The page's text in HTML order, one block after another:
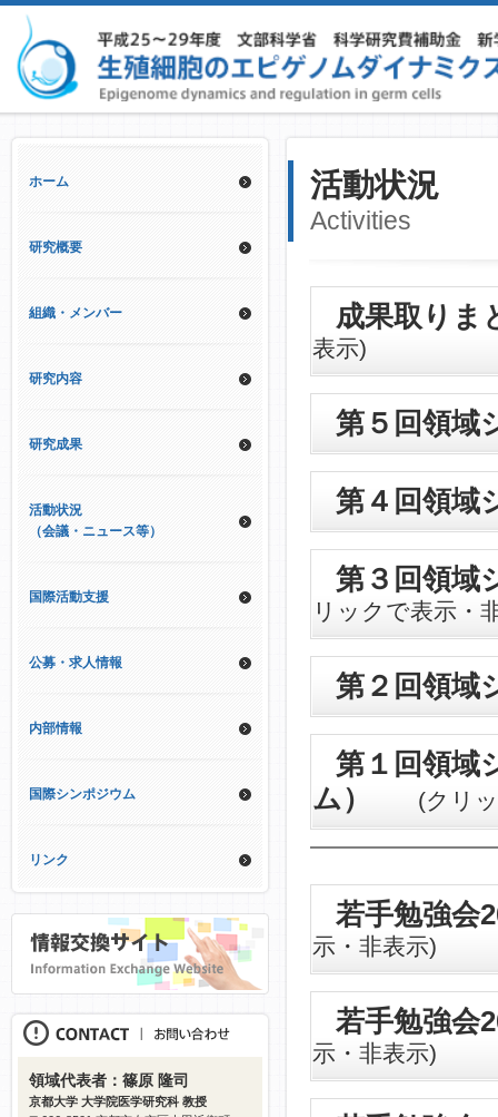
活動状況
Activities
成果取りま
表示)
第５回領域
第４回領域
第３回領域
リックで表示・
第２回領域
第１回領域
ム）
(クリッ
若手勉強会
示・非表示)
若手勉強会
示・非表示)
ホーム
研究概要
組織・メンバー
研究内容
研究成果
活動状況
（会議・ニュース等）
国際活動支援
公募・求人情報
内部情報
国際シンポジウム
リンク
領域代表者：篠原 隆司
京都大学 大学院医学研究科 教授